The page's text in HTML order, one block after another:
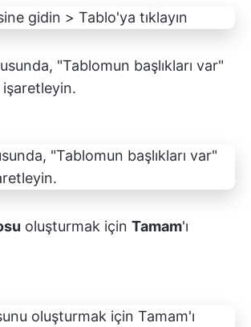
"Tablomun başlıkları var"
oluşturmak için Tamam'ı